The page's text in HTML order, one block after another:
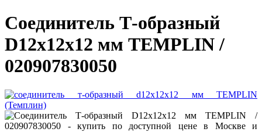
Соединитель Т-образный
D12x12x12 мм TEMPLIN /
020907830050